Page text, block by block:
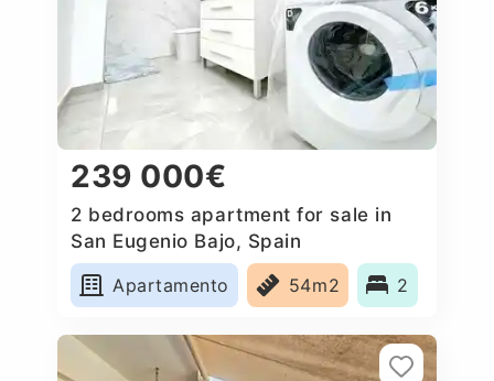
239 000€
2 bedrooms apartment for sale in
San Eugenio Bajo, Spain
Apartamento
54m2 2